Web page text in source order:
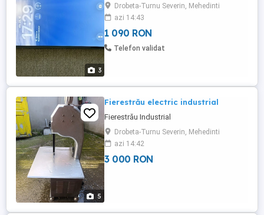
3
Drobeta-Turnu Severin, Mehedinti
azi 14:43
1 090 RON
Telefon validat
5
Fierestrău electric industrial
Fierestrău Industrial
Drobeta-Turnu Severin, Mehedinti
azi 14:42
3 000 RON